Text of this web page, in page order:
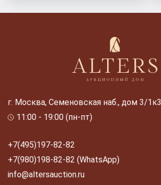
г. Москва, Семеновская наб., дом 3/1к3
11:00 - 19:00 (пн-пт)
+7(495)197-82-82
+7(980)198-82-82 (WhatsApp)
info@altersauction.ru